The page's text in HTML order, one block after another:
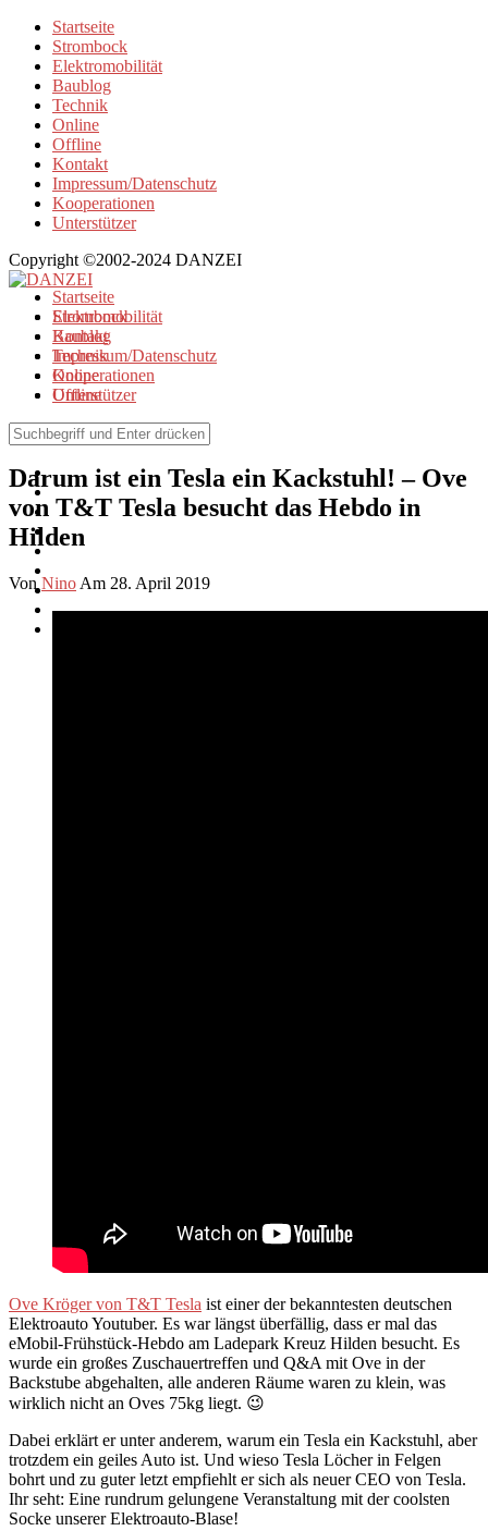
Startseite
Strombock
Elektromobilität
Baublog
Technik
Online
Offline
Kontakt
Impressum/Datenschutz
Kooperationen
Unterstützer
Copyright ©2002-2024 DANZEI
Startseite
Strombock
Kontakt
Impressum/Datenschutz
Kooperationen
Unterstützer
Elektromobilität
Baublog
Technik
Online
Offline
Elektromobilität
Darum ist ein Tesla ein Kackstuhl! – Ove
von T&T Tesla besucht das Hebdo in
Hilden
Von Nino Am 28. April 2019
Ove Kröger von T&T Tesla ist einer der bekanntesten deutschen
Elektroauto Youtuber. Es war längst überfällig, dass er mal das
eMobil-Frühstück-Hebdo am Ladepark Kreuz Hilden besucht. Es
wurde ein großes Zuschauertreffen und Q&A mit Ove in der
Backstube abgehalten, alle anderen Räume waren zu klein, was
wirklich nicht an Oves 75kg liegt. 😉
Dabei erklärt er unter anderem, warum ein Tesla ein Kackstuhl, aber
trotzdem ein geiles Auto ist. Und wieso Tesla Löcher in Felgen
bohrt und zu guter letzt empfiehlt er sich als neuer CEO von Tesla.
Ihr seht: Eine rundrum gelungene Veranstaltung mit der coolsten
Socke unserer Elektroauto-Blase!